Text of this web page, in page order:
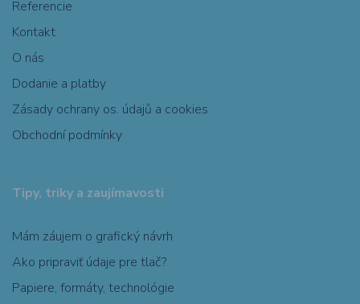
Referencie
Kontakt
O nás
Dodanie a platby
Zásady ochrany os. údajů a cookies
Obchodní podmínky
Tipy, triky a zaujímavosti
Mám záujem o grafický návrh
Ako pripraviť údaje pre tlač?
Papiere, formáty, technológie